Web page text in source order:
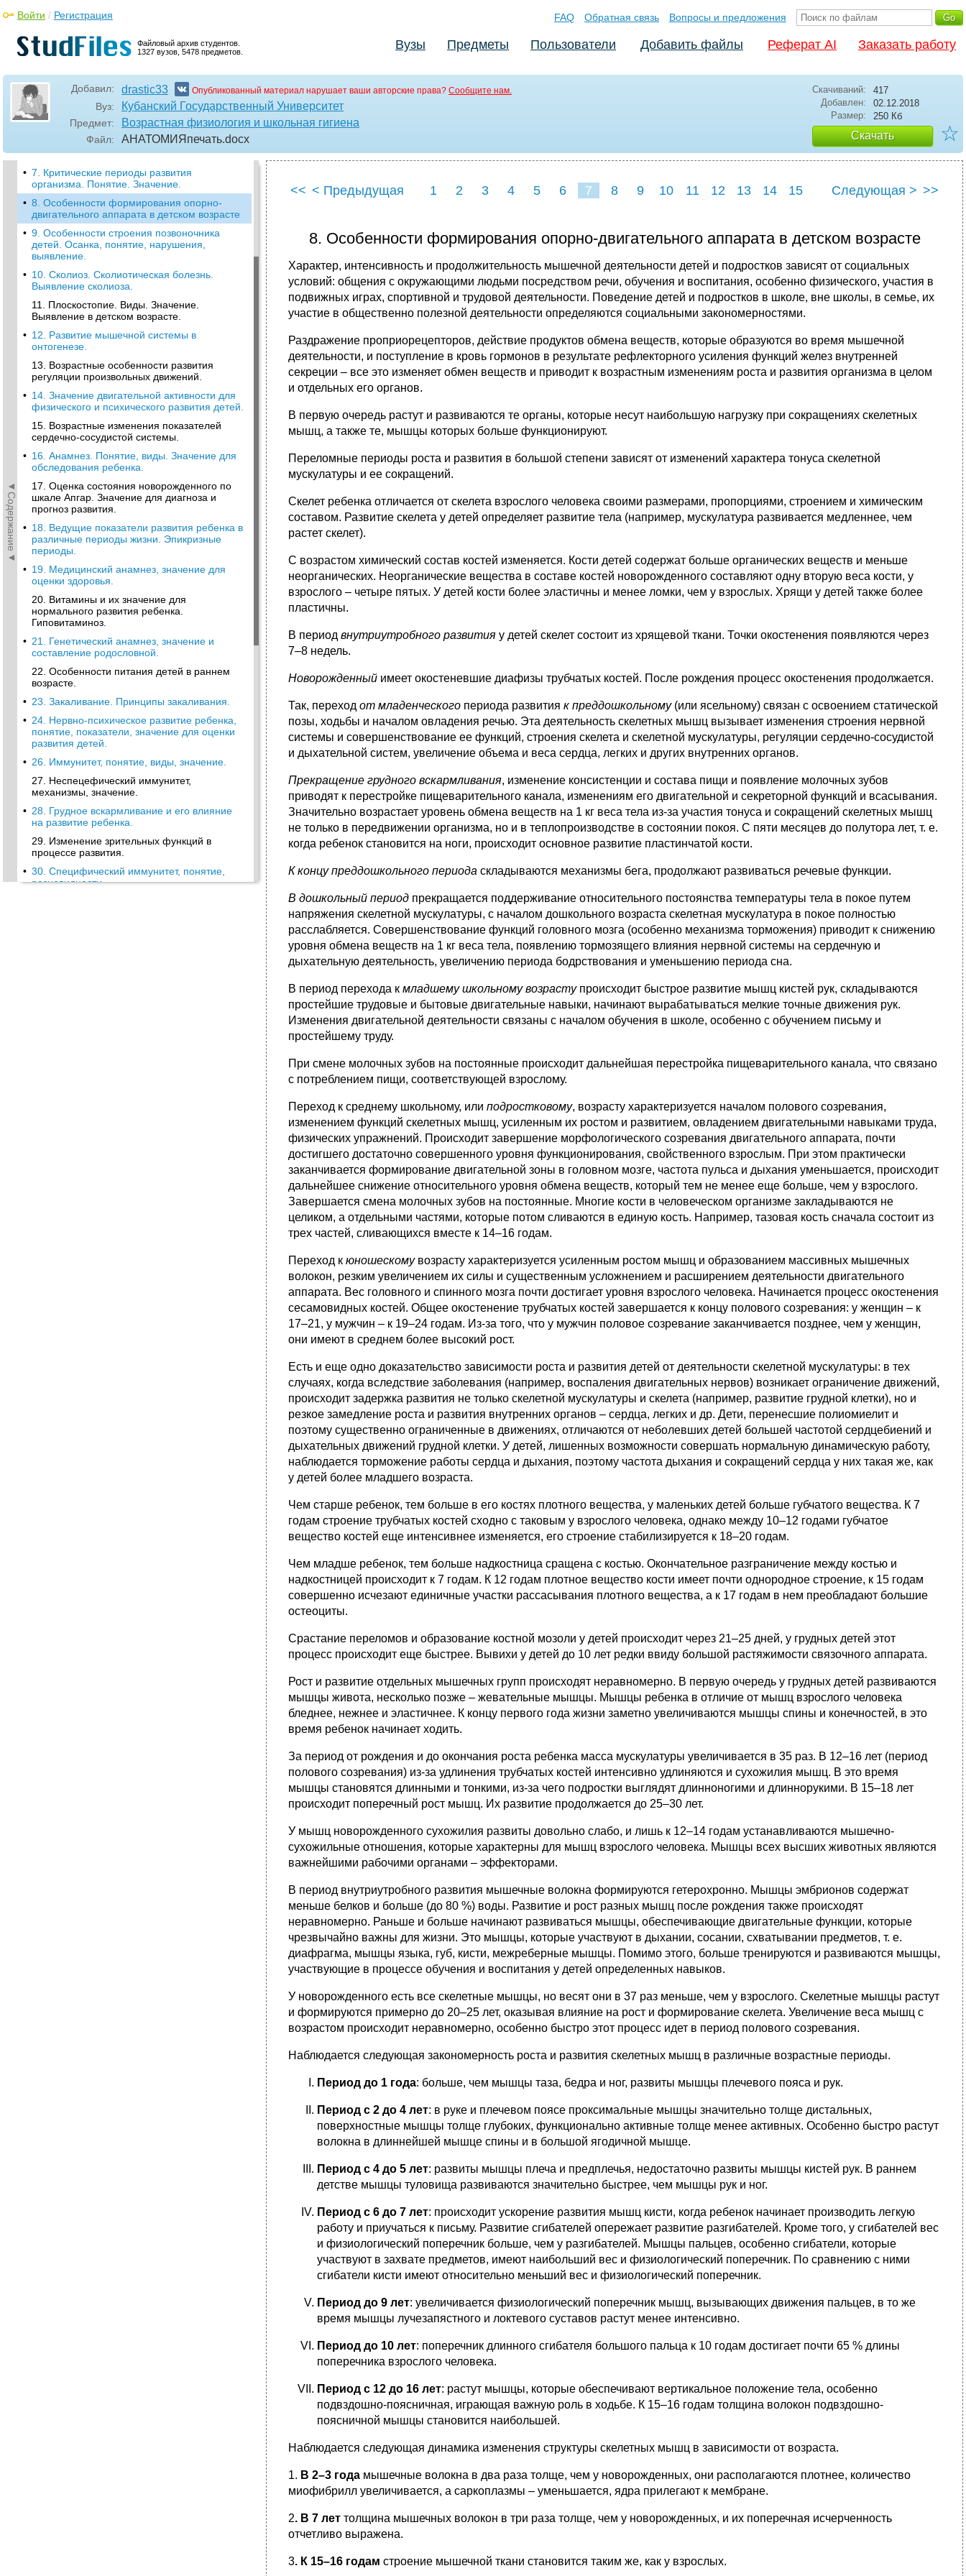
Файловый архив студентов.
1327 вузов, 5478 предметов.
Войти / Регистрация FAQ Обратная связь Вопросы и предложения
Вузы Предметы Пользователи Добавить файлы Реферат AI Заказать работу
Добавил: drastic33 Опубликованный материал нарушает ваши авторские права? Сообщите нам.
Вуз: Кубанский Государственный Университет
Предмет: Возрастная физиология и школьная гигиена
Файл: АНАТОМИЯпечать.docx
Скачиваний:
417
Добавлен:
02.12.2018
Размер:
250 Кб
Скачать ☆
◄Содержание◄
классификации.
закономерности.
4. Рост и развитие, понятие,
закономерности, нарушения роста
• 5. Гетерохронность роста и развития,
последствия и значение.
6. Гетеросенситивность, понятие,
последствия, практическое значение.
• 7. Критические периоды развития
организма. Понятие. Значение.
• 8. Особенности формирования опорно-
двигательного аппарата в детском возрасте
• 9. Особенности строения позвоночника
детей. Осанка, понятие, нарушения,
выявление.
• 10. Сколиоз. Сколиотическая болезнь.
Выявление сколиоза.
11. Плоскостопие. Виды. Значение.
Выявление в детском возрасте.
• 12. Развитие мышечной системы в
онтогенезе.
13. Возрастные особенности развития
регуляции произвольных движений.
• 14. Значение двигательной активности для
физического и психического развития детей.
15. Возрастные изменения показателей
сердечно-сосудистой системы.
• 16. Анамнез. Понятие, виды. Значение для
обследования ребенка.
17. Оценка состояния новорожденного по
шкале Апгар. Значение для диагноза и
прогноз развития.
• 18. Ведущие показатели развития ребенка в
различные периоды жизни. Эпикризные
периоды.
• 19. Медицинский анамнез, значение для
оценки здоровья.
20. Витамины и их значение для
нормального развития ребенка.
Гиповитаминоз.
• 21. Генетический анамнез, значение и
составление родословной.
22. Особенности питания детей в раннем
возрасте.
• 23. Закаливание. Принципы закаливания.
• 24. Нервно-психическое развитие ребенка,
понятие, показатели, значение для оценки
развития детей.
• 26. Иммунитет, понятие, виды, значение.
27. Неспецефический иммунитет,
механизмы, значение.
• 28. Грудное вскармливание и его влияние
на развитие ребенка.
29. Изменение зрительных функций в
процессе развития.
• 30. Специфический иммунитет, понятие,
разновидности.
<< < Предыдущая 1 2 3 4 5 6 7 8 9 10 11 12 13 14
15
Следующая > >>
8. Особенности формирования опорно-двигательного аппарата в детском возрасте
Характер, интенсивность и продолжительность мышечной деятельности детей и подростков зависят от социальных
условий: общения с окружающими людьми посредством речи, обучения и воспитания, особенно физического, участия в
подвижных играх, спортивной и трудовой деятельности. Поведение детей и подростков в школе, вне школы, в семье, их
участие в общественно полезной деятельности определяются социальными закономерностями.
Раздражение проприорецепторов, действие продуктов обмена веществ, которые образуются во время мышечной
деятельности, и поступление в кровь гормонов в результате рефлекторного усиления функций желез внутренней
секреции – все это изменяет обмен веществ и приводит к возрастным изменениям роста и развития организма в целом
и отдельных его органов.
В первую очередь растут и развиваются те органы, которые несут наибольшую нагрузку при сокращениях скелетных
мышц, а также те, мышцы которых больше функционируют.
Переломные периоды роста и развития в большой степени зависят от изменений характера тонуса скелетной
мускулатуры и ее сокращений.
Скелет ребенка отличается от скелета взрослого человека своими размерами, пропорциями, строением и химическим
составом. Развитие скелета у детей определяет развитие тела (например, мускулатура развивается медленнее, чем
растет скелет).
С возрастом химический состав костей изменяется. Кости детей содержат больше органических веществ и меньше
неорганических. Неорганические вещества в составе костей новорожденного составляют одну вторую веса кости, у
взрослого – четыре пятых. У детей кости более эластичны и менее ломки, чем у взрослых. Хрящи у детей также более
пластичны.
В период внутриутробного развития у детей скелет состоит из хрящевой ткани. Точки окостенения появляются через
7–8 недель.
Новорожденный имеет окостеневшие диафизы трубчатых костей. После рождения процесс окостенения продолжается.
Так, переход от младенческого периода развития к преддошкольному(или ясельному) связан с освоением статической
позы, ходьбы и началом овладения речью. Эта деятельность скелетных мышц вызывает изменения строения нервной
системы и совершенствование ее функций, строения скелета и скелетной мускулатуры, регуляции сердечно-сосудистой
и дыхательной систем, увеличение объема и веса сердца, легких и других внутренних органов.
Прекращение грудного вскармливания, изменение консистенции и состава пищи и появление молочных зубов
приводят к перестройке пищеварительного канала, изменениям его двигательной и секреторной функций и всасывания.
Значительно возрастает уровень обмена веществ на 1 кг веса тела из-за участия тонуса и сокращений скелетных мышц
не только в передвижении организма, но и в теплопроизводстве в состоянии покоя. С пяти месяцев до полутора лет, т. е.
когда ребенок становится на ноги, происходит основное развитие пластинчатой кости.
К концу преддошкольного периода складываются механизмы бега, продолжают развиваться речевые функции.
В дошкольный период прекращается поддерживание относительного постоянства температуры тела в покое путем
напряжения скелетной мускулатуры, с началом дошкольного возраста скелетная мускулатура в покое полностью
расслабляется. Совершенствование функций головного мозга (особенно механизма торможения) приводит к снижению
уровня обмена веществ на 1 кг веса тела, появлению тормозящего влияния нервной системы на сердечную и
дыхательную деятельность, увеличению периода бодрствования и уменьшению периода сна.
В период перехода к младшему школьному возраступроисходит быстрое развитие мышц кистей рук, складываются
простейшие трудовые и бытовые двигательные навыки, начинают вырабатываться мелкие точные движения рук.
Изменения двигательной деятельности связаны с началом обучения в школе, особенно с обучением письму и
простейшему труду.
При смене молочных зубов на постоянные происходит дальнейшая перестройка пищеварительного канала, что связано
с потреблением пищи, соответствующей взрослому.
Переход к среднему школьному, или подростковому, возрасту характеризуется началом полового созревания,
изменением функций скелетных мышц, усиленным их ростом и развитием, овладением двигательными навыками труда,
физических упражнений. Происходит завершение морфологического созревания двигательного аппарата, почти
достигшего достаточно совершенного уровня функционирования, свойственного взрослым. При этом практически
заканчивается формирование двигательной зоны в головном мозге, частота пульса и дыхания уменьшается, происходит
дальнейшее снижение относительного уровня обмена веществ, который тем не менее еще больше, чем у взрослого.
Завершается смена молочных зубов на постоянные. Многие кости в человеческом организме закладываются не
целиком, а отдельными частями, которые потом сливаются в единую кость. Например, тазовая кость сначала состоит из
трех частей, сливающихся вместе к 14–16 годам.
Переход к юношескомувозрасту характеризуется усиленным ростом мышц и образованием массивных мышечных
волокон, резким увеличением их силы и существенным усложнением и расширением деятельности двигательного
аппарата. Вес головного и спинного мозга почти достигает уровня взрослого человека. Начинается процесс окостенения
сесамовидных костей. Общее окостенение трубчатых костей завершается к концу полового созревания: у женщин – к
17–21, у мужчин – к 19–24 годам. Из-за того, что у мужчин половое созревание заканчивается позднее, чем у женщин,
они имеют в среднем более высокий рост.
Есть и еще одно доказательство зависимости роста и развития детей от деятельности скелетной мускулатуры: в тех
случаях, когда вследствие заболевания (например, воспаления двигательных нервов) возникает ограничение движений,
происходит задержка развития не только скелетной мускулатуры и скелета (например, развитие грудной клетки), но и
резкое замедление роста и развития внутренних органов – сердца, легких и др. Дети, перенесшие полиомиелит и
поэтому существенно ограниченные в движениях, отличаются от неболевших детей большей частотой сердцебиений и
дыхательных движений грудной клетки. У детей, лишенных возможности совершать нормальную динамическую работу,
наблюдается торможение работы сердца и дыхания, поэтому частота дыхания и сокращений сердца у них такая же, как
у детей более младшего возраста.
Чем старше ребенок, тем больше в его костях плотного вещества, у маленьких детей больше губчатого вещества. К 7
годам строение трубчатых костей сходно с таковым у взрослого человека, однако между 10–12 годами губчатое
вещество костей еще интенсивнее изменяется, его строение стабилизируется к 18–20 годам.
Чем младше ребенок, тем больше надкостница сращена с костью. Окончательное разграничение между костью и
надкостницей происходит к 7 годам. К 12 годам плотное вещество кости имеет почти однородное строение, к 15 годам
совершенно исчезают единичные участки рассасывания плотного вещества, а к 17 годам в нем преобладают большие
остеоциты.
Срастание переломов и образование костной мозоли у детей происходит через 21–25 дней, у грудных детей этот
процесс происходит еще быстрее. Вывихи у детей до 10 лет редки ввиду большой растяжимости связочного аппарата.
Рост и развитие отдельных мышечных групп происходят неравномерно. В первую очередь у грудных детей развиваются
мышцы живота, несколько позже – жевательные мышцы. Мышцы ребенка в отличие от мышц взрослого человека
бледнее, нежнее и эластичнее. К концу первого года жизни заметно увеличиваются мышцы спины и конечностей, в это
время ребенок начинает ходить.
За период от рождения и до окончания роста ребенка масса мускулатуры увеличивается в 35 раз. В 12–16 лет (период
полового созревания) из-за удлинения трубчатых костей интенсивно удлиняются и сухожилия мышц. В это время
мышцы становятся длинными и тонкими, из-за чего подростки выглядят длинноногими и длиннорукими. В 15–18 лет
происходит поперечный рост мышц. Их развитие продолжается до 25–30 лет.
У мышц новорожденного сухожилия развиты довольно слабо, и лишь к 12–14 годам устанавливаются мышечно-
сухожильные отношения, которые характерны для мышц взрослого человека. Мышцы всех высших животных являются
важнейшими рабочими органами – эффекторами.
В период внутриутробного развития мышечные волокна формируются гетерохронно. Мышцы эмбрионов содержат
меньше белков и больше (до 80 %) воды. Развитие и рост разных мышц после рождения также происходят
неравномерно. Раньше и больше начинают развиваться мышцы, обеспечивающие двигательные функции, которые
чрезвычайно важны для жизни. Это мышцы, которые участвуют в дыхании, сосании, схватывании предметов, т. е.
диафрагма, мышцы языка, губ, кисти, межреберные мышцы. Помимо этого, больше тренируются и развиваются мышцы,
участвующие в процессе обучения и воспитания у детей определенных навыков.
У новорожденного есть все скелетные мышцы, но весят они в 37 раз меньше, чем у взрослого. Скелетные мышцы растут
и формируются примерно до 20–25 лет, оказывая влияние на рост и формирование скелета. Увеличение веса мышц с
возрастом происходит неравномерно, особенно быстро этот процесс идет в период полового созревания.
Наблюдается следующая закономерность роста и развития скелетных мышц в различные возрастные периоды.
Период до 1 года: больше, чем мышцы таза, бедра и ног, развиты мышцы плечевого пояса и рук.
Период с 2 до 4 лет: в руке и плечевом поясе проксимальные мышцы значительно толще дистальных,
поверхностные мышцы толще глубоких, функционально активные толще менее активных. Особенно быстро растут
волокна в длиннейшей мышце спины и в большой ягодичной мышце.
Период с 4 до 5 лет: развиты мышцы плеча и предплечья, недостаточно развиты мышцы кистей рук. В раннем
детстве мышцы туловища развиваются значительно быстрее, чем мышцы рук и ног.
Период с 6 до 7 лет: происходит ускорение развития мышц кисти, когда ребенок начинает производить легкую
работу и приучаться к письму. Развитие сгибателей опережает развитие разгибателей. Кроме того, у сгибателей вес
и физиологический поперечник больше, чем у разгибателей. Мышцы пальцев, особенно сгибатели, которые
участвуют в захвате предметов, имеют наибольший вес и физиологический поперечник. По сравнению с ними
сгибатели кисти имеют относительно меньший вес и физиологический поперечник.
Период до 9 лет: увеличивается физиологический поперечник мышц, вызывающих движения пальцев, в то же
время мышцы лучезапястного и локтевого суставов растут менее интенсивно.
Период до 10 лет: поперечник длинного сгибателя большого пальца к 10 годам достигает почти 65 % длины
поперечника взрослого человека.
Период с 12 до 16 лет: растут мышцы, которые обеспечивают вертикальное положение тела, особенно
подвздошно-поясничная, играющая важную роль в ходьбе. К 15–16 годам толщина волокон подвздошно-
поясничной мышцы становится наибольшей.
Наблюдается следующая динамика изменения структуры скелетных мышц в зависимости от возраста.
1. В 2–3 года мышечные волокна в два раза толще, чем у новорожденных, они располагаются плотнее, количество
миофибрилл увеличивается, а саркоплазмы – уменьшается, ядра прилегают к мембране.
2. В 7 лет толщина мышечных волокон в три раза толще, чем у новорожденных, и их поперечная исчерченность
отчетливо выражена.
3. К 15–16 годам строение мышечной ткани становится таким же, как у взрослых.